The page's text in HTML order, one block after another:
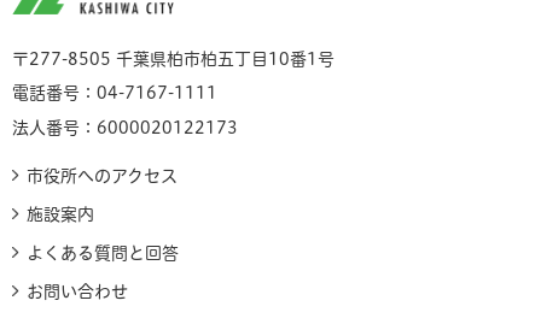
〒277-8505 千葉県柏市柏五丁目10番1号
電話番号：04-7167-1111
法人番号：6000020122173
市役所へのアクセス
施設案内
よくある質問と回答
お問い合わせ